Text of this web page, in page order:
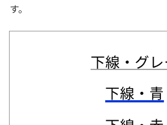
す。